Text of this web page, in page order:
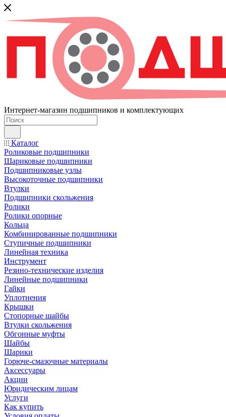
Интернет-магазин подшипников и комплектующих
Каталог
Роликовые подшипники
Шариковые подшипники
Подшипниковые узлы
Высокоточные подшипники
Втулки
Подшипники скольжения
Ролики
Ролики опорные
Кольца
Комбинированные подшипники
Ступичные подшипники
Линейная техника
Инструмент
Резино-технические изделия
Линейные подшипники
Гайки
Уплотнения
Крышки
Стопорные шайбы
Втулки скольжения
Обгонные муфты
Шайбы
Шарики
Горюче-смазочные материалы
Аксессуары
Акции
Юридическим лицам
Услуги
Как купить